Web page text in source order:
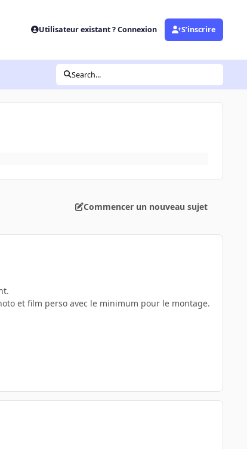
Utilisateur existant ? Connexion S’inscrire
Search...
Commencer un nouveau sujet
et film perso avec le minimum pour le montage.